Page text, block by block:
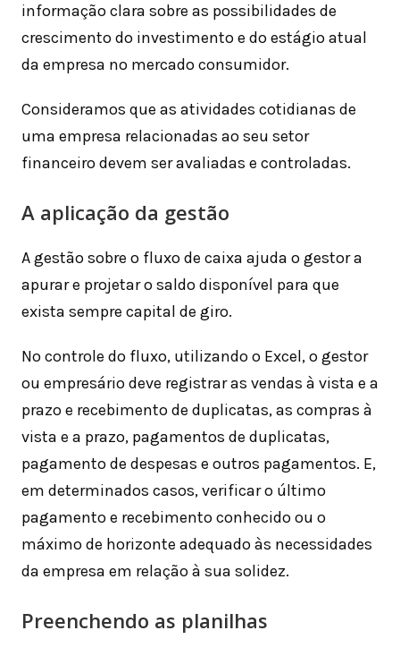
informação clara sobre as possibilidades de
crescimento do investimento e do estágio atual
da empresa no mercado consumidor.
Consideramos que as atividades cotidianas de
uma empresa relacionadas ao seu setor
financeiro devem ser avaliadas e controladas.
A aplicação da gestão
A gestão sobre o fluxo de caixa ajuda o gestor a
apurar e projetar o saldo disponível para que
exista sempre capital de giro.
No controle do fluxo, utilizando o Excel, o gestor
ou empresário deve registrar as vendas à vista e a
prazo e recebimento de duplicatas, as compras à
vista e a prazo, pagamentos de duplicatas,
pagamento de despesas e outros pagamentos. E,
em determinados casos, verificar o último
pagamento e recebimento conhecido ou o
máximo de horizonte adequado às necessidades
da empresa em relação à sua solidez.
Preenchendo as planilhas